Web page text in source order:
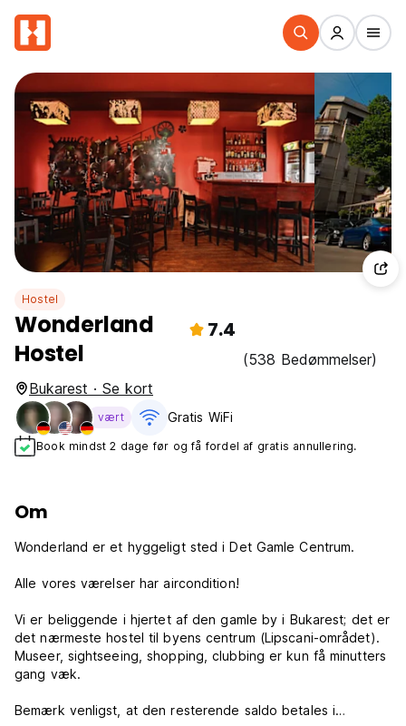
Hostel
Wonderland
Hostel
7.4
(538 Bedømmelser)
Bukarest · Se kort
vært Gratis WiFi
Book mindst 2 dage før og få fordel af gratis annullering.
Om
Wonderland er et hyggeligt sted i Det Gamle Centrum.
Alle vores værelser har aircondition!
Vi er beliggende i hjertet af den gamle by i Bukarest; det er
det nærmeste hostel til byens centrum (Lipscani-området).
Museer, sightseeing, shopping, clubbing er kun få minutters
gang væk.
Bemærk venligst, at den resterende saldo betales i